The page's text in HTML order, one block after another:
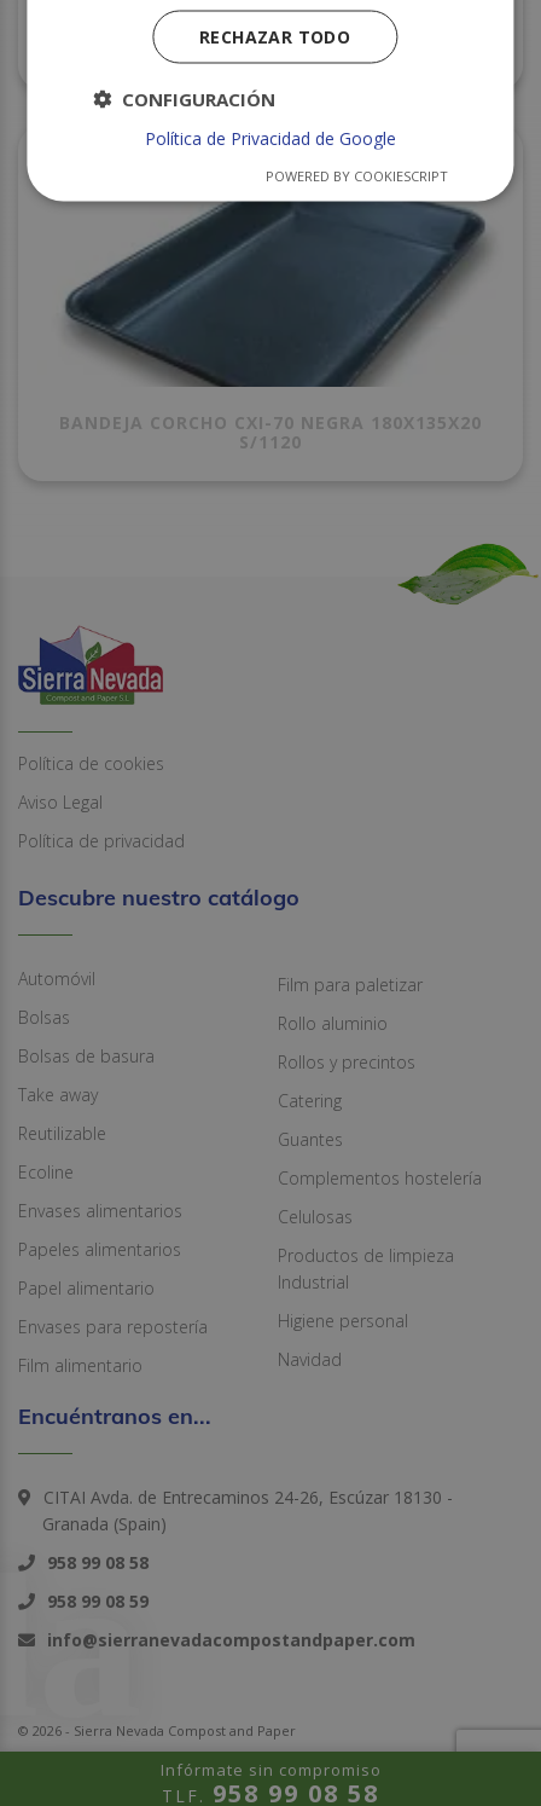
Infórmate sin compromiso
TLF. 958 99 08 58
BANDEJA CORCHO CXI-89 NEGRA 250X175X35
S/780
BANDEJA CORCHO CXI-70 NEGRA 180X135X20
S/1120
Política de cookies
Aviso Legal
Política de privacidad
Descubre nuestro catálogo
Automóvil
Bolsas
Bolsas de basura
Take away
Reutilizable
Ecoline
Envases alimentarios
Papeles alimentarios
Papel alimentario
Envases para repostería
Film alimentario
Film para paletizar
Rollo aluminio
Rollos y precintos
Catering
Guantes
Complementos hostelería
Celulosas
Productos de limpieza
Industrial
Higiene personal
Navidad
Encuéntranos en...
CITAI Avda. de Entrecaminos 24-26, Escúzar 18130 -
Granada (Spain)
958 99 08 58
958 99 08 59
info@sierranevadacompostandpaper.com
© 2026 - Sierra Nevada Compost and Paper
RECHAZAR TODO
CONFIGURACIÓN
Política de Privacidad de Google
POWERED BY COOKIESCRIPT